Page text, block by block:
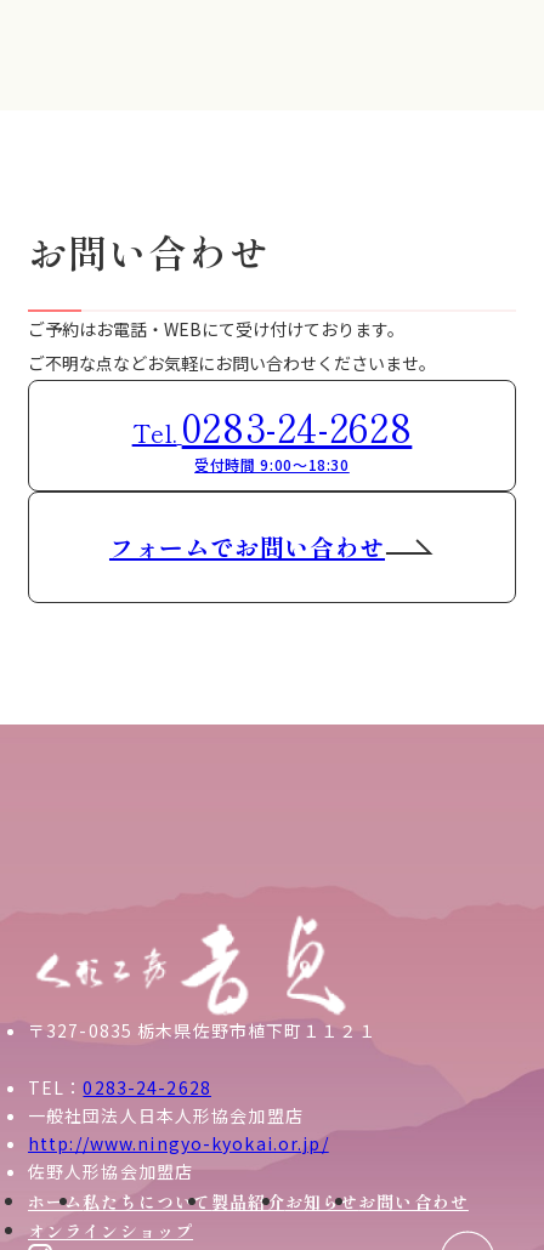
お問い合わせ
ご予約はお電話・WEBにて受け付けております。
ご不明な点などお気軽にお問い合わせくださいませ。
Tel. 0283-24-2628
受付時間 9:00～18:30
フォームでお問い合わせ
〒327-0835 栃木県佐野市植下町１１２１
TEL：0283-24-2628
一般社団法人日本人形協会加盟店
http://www.ningyo-kyokai.or.jp/
佐野人形協会加盟店
ホーム私たちについて 製品紹介お知らせお問い合わせ
オンラインショップ